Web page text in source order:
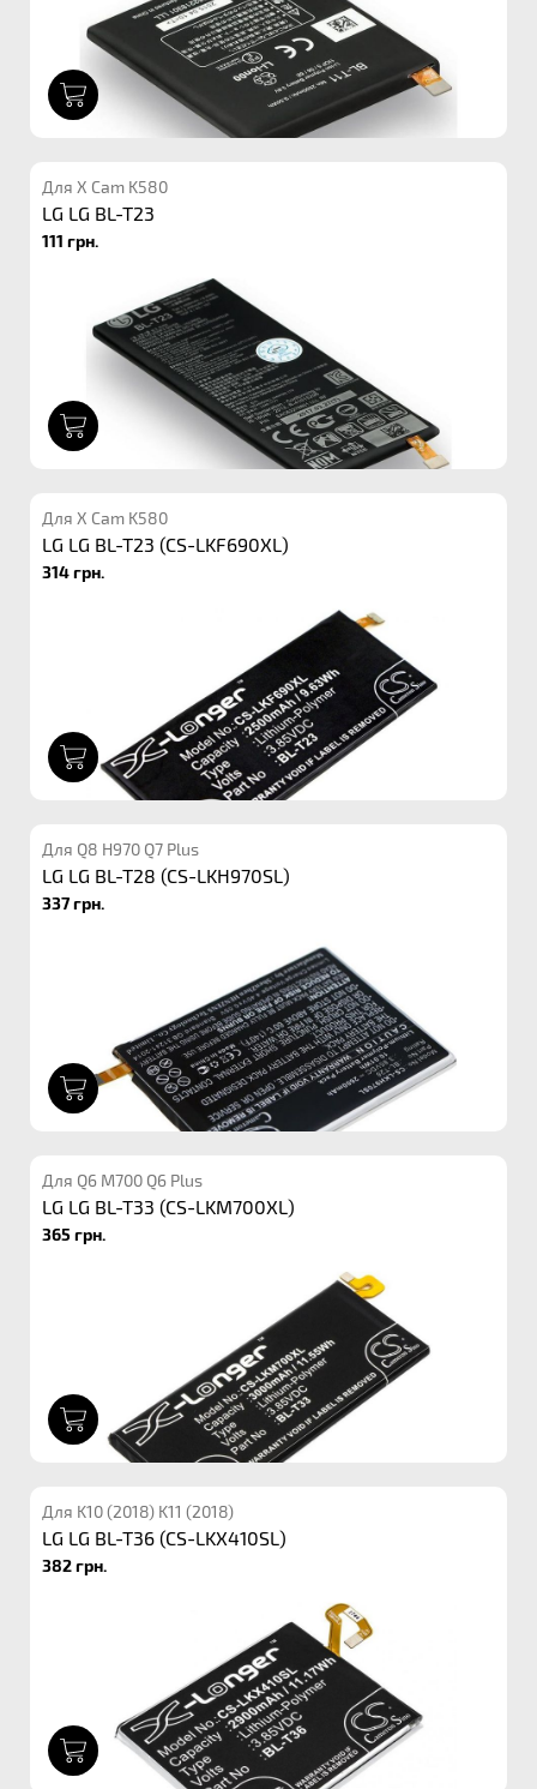
Для X Cam K580
LG LG BL-T23
111 грн.
Для X Cam K580
LG LG BL-T23 (CS-LKF690XL)
314 грн.
Для Q8 H970 Q7 Plus
LG LG BL-T28 (CS-LKH970SL)
337 грн.
Для Q6 M700 Q6 Plus
LG LG BL-T33 (CS-LKM700XL)
365 грн.
Для K10 (2018) K11 (2018)
LG LG BL-T36 (CS-LKX410SL)
382 грн.